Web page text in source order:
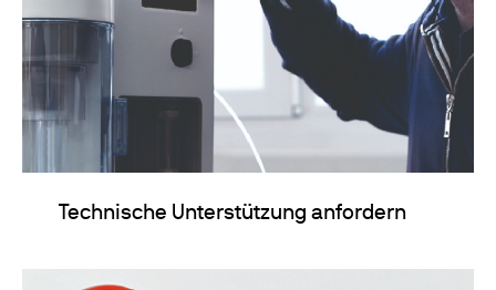
Technische Unterstützung anfordern